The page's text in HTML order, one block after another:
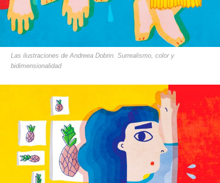
Las ilustraciones de Andreea Dobrin. Surrealismo, color y
bidimensionalidad